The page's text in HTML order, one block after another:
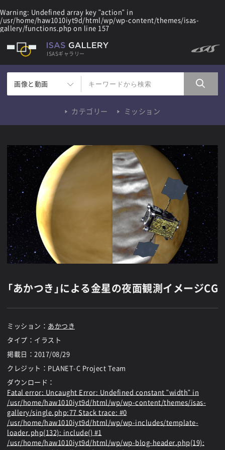
Warning: Undefined array key "action" in
/usr/home/haw1010iyt9d/html/wp/wp-content/themes/isas-
gallery/functions.php on line 157
ISASギャラリー
画像と動画
カテゴリー ミッション
「あかつき」による金星の夜面観測イメージCG
ミッション： あかつき
タイプ：イラスト
掲載日： 2017/08/29
クレジット：PLANET-C Project Team
ダウンロード：
Fatal error: Uncaught Error: Undefined constant "width" in
/usr/home/haw1010iyt9d/html/wp/wp-content/themes/isas-
gallery/single.php:77 Stack trace: #0
/usr/home/haw1010iyt9d/html/wp/wp-includes/template-
loader.php(132): include() #1
/usr/home/haw1010iyt9d/html/wp/wp-blog-header.php(19):